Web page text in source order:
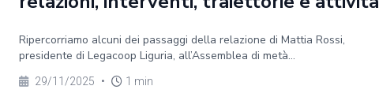
Ripercorriamo alcuni dei passaggi della relazione di Mattia Rossi,
presidente di Legacoop Liguria, all’Assemblea di metà...
29/11/2025 • 1 min